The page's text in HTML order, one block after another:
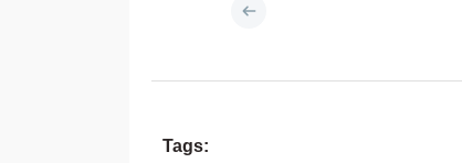
Tags: